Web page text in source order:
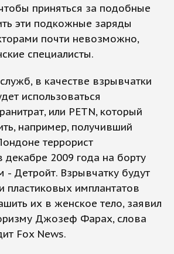
приняться за подобные
эти подкожные заряды
почти невозможно,
специалисты.
в качестве взрывчатки
использоваться
или PETN, который
например, получивший
террорист
декабре 2009 года на борту
- Детройт. Взрывчатку будут
пластиковых имплантатов
их в женское тело, заявил
Джозеф Фарах, слова
Fox News.